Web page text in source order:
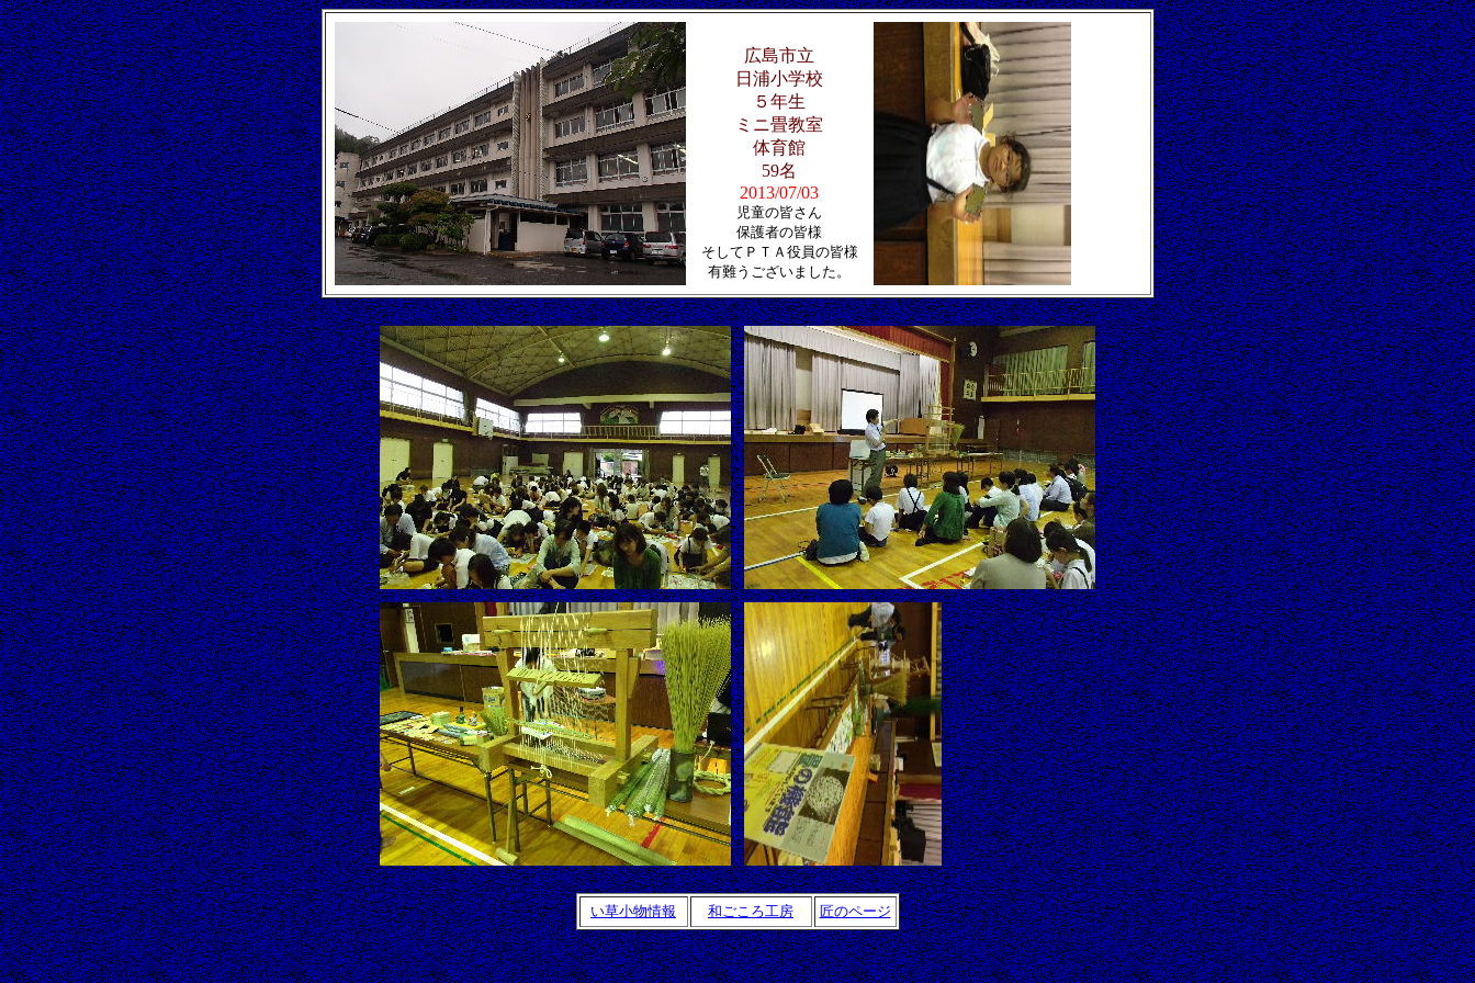
広島市立
日浦小学校
５年生
ミニ畳教室
体育館
59名
2013/07/03
児童の皆さん
保護者の皆様
そしてＰＴＡ役員の皆様
有難うございました。
い草小物情報 和ごころ工房 匠のページ